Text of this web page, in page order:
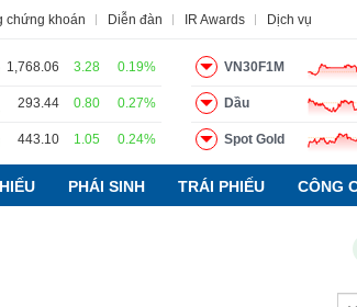
chứng khoán Diễn đàn IR Awards Dịch vụ
1,768.06 3.28 0.19%
293.44 0.80 0.27%
443.10 1.05 0.24%
VN30F1M
Dầu
Spot Gold
PHÁI SINH TRÁI PHIẾU CÔNG
Tin tức Báo cáo phân tích Thuật